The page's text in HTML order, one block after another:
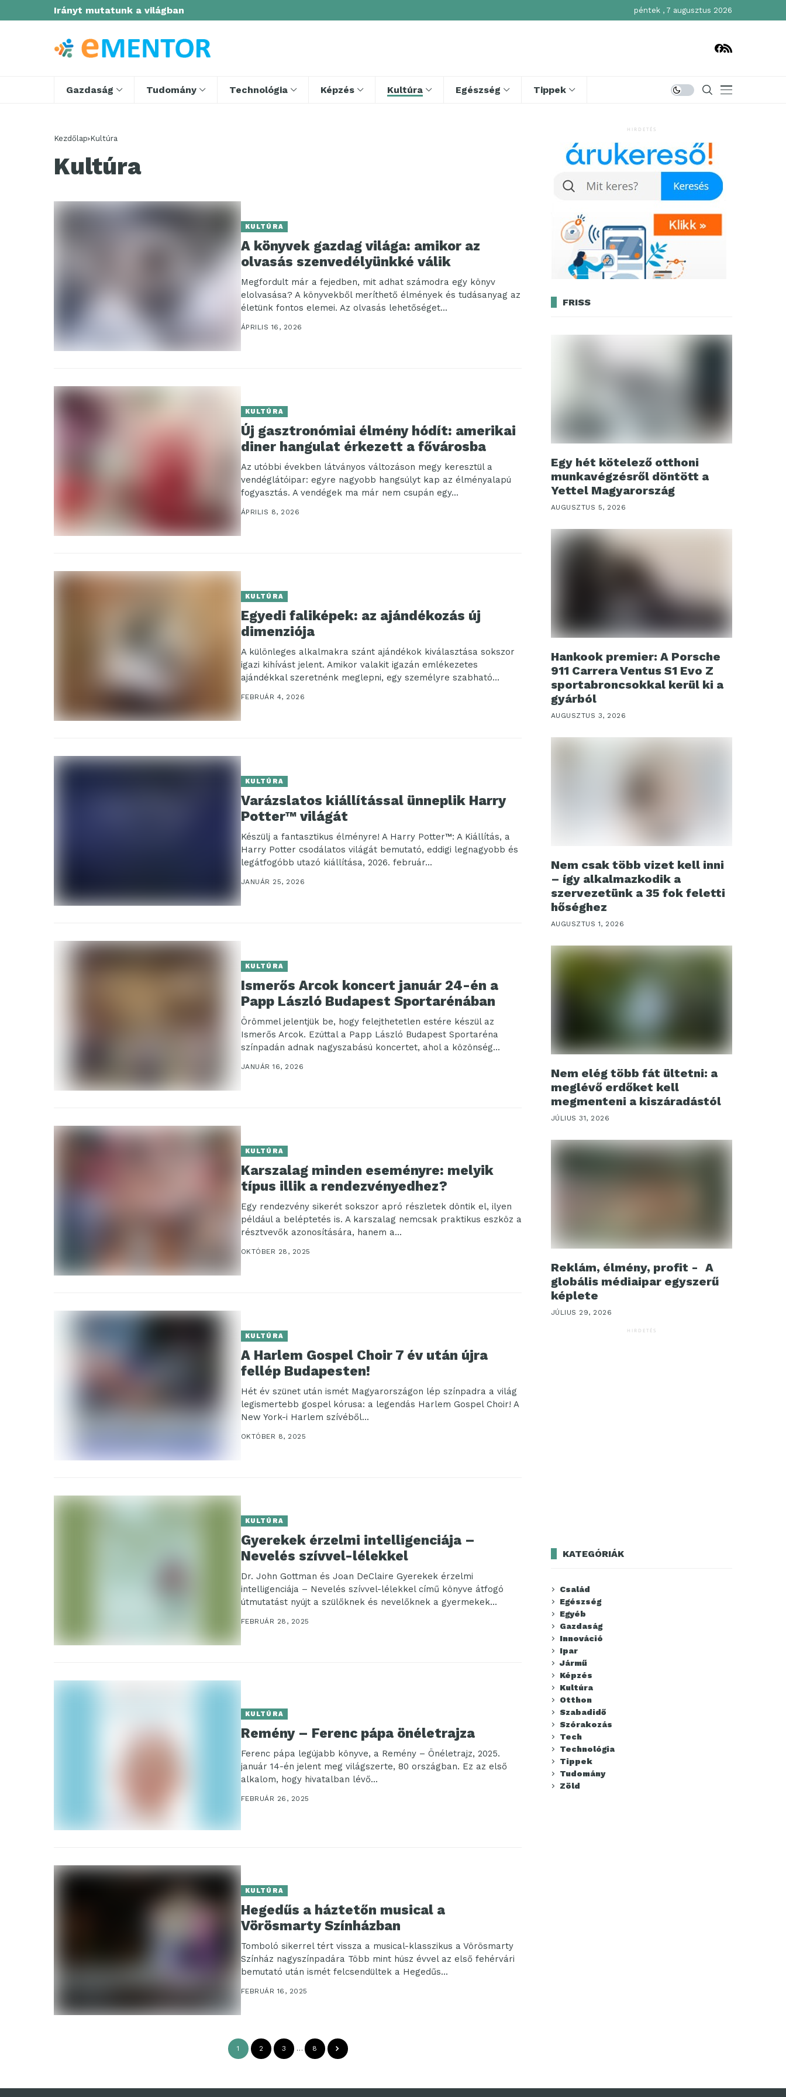
Irányt mutatunk a világban péntek , 7 augusztus 2026
Gazdaság Tudomány Technológia Képzés Kultúra Egészség Tippek
Kezdőlap Kultúra
Kultúra
KULTÚRA
A könyvek gazdag világa: amikor az
olvasás szenvedélyünkké válik
Megfordult már a fejedben, mit adhat számodra egy könyv
elolvasása? A könyvekből meríthető élmények és tudásanyag az
életünk fontos elemei. Az olvasás lehetőséget...
ÁPRILIS 16, 2026
KULTÚRA
Új gasztronómiai élmény hódít: amerikai
diner hangulat érkezett a fővárosba
Az utóbbi években látványos változáson megy keresztül a
vendéglátóipar: egyre nagyobb hangsúlyt kap az élményalapú
fogyasztás. A vendégek ma már nem csupán egy...
ÁPRILIS 8, 2026
KULTÚRA
Egyedi faliképek: az ajándékozás új
dimenziója
A különleges alkalmakra szánt ajándékok kiválasztása sokszor
igazi kihívást jelent. Amikor valakit igazán emlékezetes
ajándékkal szeretnénk meglepni, egy személyre szabható
ajándék lehet a...
FEBRUÁR 4, 2026
KULTÚRA
Varázslatos kiállítással ünneplik Harry
Potter™ világát
Készülj a fantasztikus élményre! A Harry Potter™: A Kiállítás, a
Harry Potter csodálatos világát bemutató, eddigi legnagyobb és
legátfogóbb utazó kiállítása, 2026. február...
JANUÁR 25, 2026
KULTÚRA
Ismerős Arcok koncert január 24-én a
Papp László Budapest Sportarénában
Örömmel jelentjük be, hogy felejthetetlen estére készül az
Ismerős Arcok. Ezúttal a Papp László Budapest Sportaréna
színpadán adnak nagyszabású koncertet, ahol a közönség...
JANUÁR 16, 2026
KULTÚRA
Karszalag minden eseményre: melyik
típus illik a rendezvényedhez?
Egy rendezvény sikerét sokszor apró részletek döntik el, ilyen
például a beléptetés is. A karszalag nemcsak praktikus eszköz a
résztvevők azonosítására, hanem a...
OKTÓBER 28, 2025
KULTÚRA
A Harlem Gospel Choir 7 év után újra
fellép Budapesten!
Hét év szünet után ismét Magyarországon lép színpadra a világ
legismertebb gospel kórusa: a legendás Harlem Gospel Choir! A
New York-i Harlem szívéből...
OKTÓBER 8, 2025
KULTÚRA
Gyerekek érzelmi intelligenciája –
Nevelés szívvel-lélekkel
Dr. John Gottman és Joan DeClaire Gyerekek érzelmi
intelligenciája – Nevelés szívvel-lélekkel című könyve átfogó
útmutatást nyújt a szülőknek és nevelőknek a gyermekek...
FEBRUÁR 28, 2025
KULTÚRA
Remény – Ferenc pápa önéletrajza
Ferenc pápa legújabb könyve, a Remény – Önéletrajz, 2025.
január 14-én jelent meg világszerte, 80 országban. Ez az első
alkalom, hogy hivatalban lévő...
FEBRUÁR 26, 2025
KULTÚRA
Hegedűs a háztetőn musical a
Vörösmarty Színházban
Tomboló sikerrel tért vissza a musical-klasszikus a Vörösmarty
Színház nagyszínpadára Több mint húsz évvel az első fehérvári
bemutató után ismét felcsendültek a Hegedűs...
FEBRUÁR 16, 2025
1 2 3 … 8
HIRDETÉS
FRISS
Egy hét kötelező otthoni
munkavégzésről döntött a
Yettel Magyarország
AUGUSZTUS 5, 2026
Hankook premier: A Porsche
911 Carrera Ventus S1 Evo Z
sportabroncsokkal kerül ki a
gyárból
AUGUSZTUS 3, 2026
Nem csak több vizet kell inni
– így alkalmazkodik a
szervezetünk a 35 fok feletti
hőséghez
AUGUSZTUS 1, 2026
Nem elég több fát ültetni: a
meglévő erdőket kell
megmenteni a kiszáradástól
JÚLIUS 31, 2026
Reklám, élmény, profit - A
globális médiaipar egyszerű
képlete
JÚLIUS 29, 2026
HIRDETÉS
KATEGÓRIÁK
Család
Egészség
Egyéb
Gazdaság
Innováció
Ipar
Jármű
Képzés
Kultúra
Otthon
Szabadidő
Szórakozás
Tech
Technológia
Tippek
Tudomány
Zöld